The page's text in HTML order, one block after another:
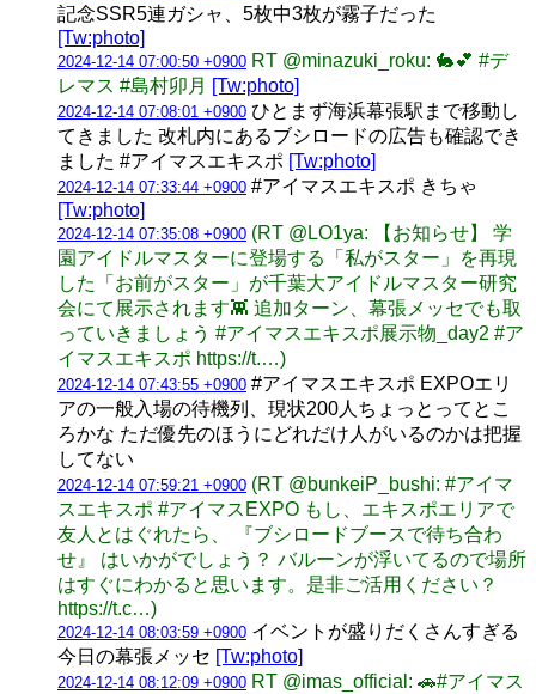
記念SSR5連ガシャ、5枚中3枚が霧子だった
[Tw:photo]
2024-12-14 07:00:50 +0900 RT @minazuki_roku: 🐇💕 #デ
レマス #島村卯月 [Tw:photo]
2024-12-14 07:08:01 +0900 ひとまず海浜幕張駅まで移動し
てきました 改札内にあるブシロードの広告も確認でき
ました #アイマスエキスポ [Tw:photo]
2024-12-14 07:33:44 +0900 #アイマスエキスポ きちゃ
[Tw:photo]
2024-12-14 07:35:08 +0900 (RT @LO1ya: 【お知らせ】 学
園アイドルマスターに登場する「私がスター」を再現
した「お前がスター」が千葉大アイドルマスター研究
会にて展示されます👾 追加ターン、幕張メッセでも取
っていきましょう #アイマスエキスポ展示物_day2 #ア
イマスエキスポ https://t.…)
2024-12-14 07:43:55 +0900 #アイマスエキスポ EXPOエリ
アの一般入場の待機列、現状200人ちょっとってとこ
ろかな ただ優先のほうにどれだけ人がいるのかは把握
してない
2024-12-14 07:59:21 +0900 (RT @bunkeiP_bushi: #アイマ
スエキスポ #アイマスEXPO もし、エキスポエリアで
友人とはぐれたら、 『ブシロードブースで待ち合わ
せ』 はいかがでしょう？ バルーンが浮いてるので場所
はすぐにわかると思います。是非ご活用ください？
https://t.c…)
2024-12-14 08:03:59 +0900 イベントが盛りだくさんすぎる
今日の幕張メッセ [Tw:photo]
2024-12-14 08:12:09 +0900 RT @imas_official: 🚗#アイマス